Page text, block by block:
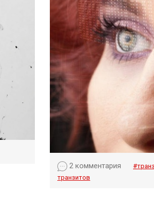
2 комментария
транзитов